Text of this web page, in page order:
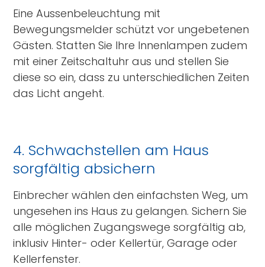
Eine Aussenbeleuchtung mit
Bewegungsmelder schützt vor ungebetenen
Gästen. Statten Sie Ihre Innenlampen zudem
mit einer Zeitschaltuhr aus und stellen Sie
diese so ein, dass zu unterschiedlichen Zeiten
das Licht angeht.
4. Schwachstellen am Haus
sorgfältig absichern
Einbrecher wählen den einfachsten Weg, um
ungesehen ins Haus zu gelangen. Sichern Sie
alle möglichen Zugangswege sorgfältig ab,
inklusiv Hinter- oder Kellertür, Garage oder
Kellerfenster.